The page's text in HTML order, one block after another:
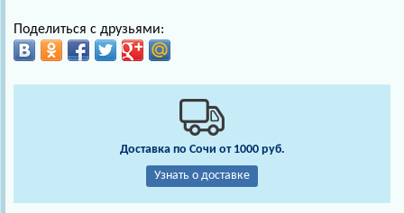
Поделиться с друзьями:
Доставка по Сочи от 1000 руб.
Узнать о доставке